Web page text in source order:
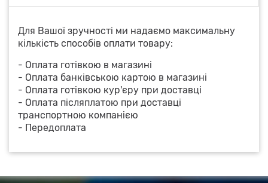
Для Вашої зручності ми надаємо максимальну
кількість способів оплати товару:
- Оплата готівкою в магазині
- Оплата банківською картою в магазині
- Оплата готівкою кур'єру при доставці
- Оплата післяплатою при доставці
транспортною компанією
- Передоплата